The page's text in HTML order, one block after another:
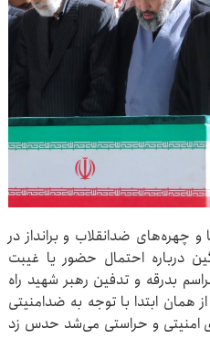
و چهره‌های ضدانقلاب و برانداز در
درباره احتمال حضور یا غیبت
بدرقه و تدفین رهبر شهید راه
همان ابتدا با توجه به ضدامنیتی
امنیتی و حراستی می‌شد حدس زد